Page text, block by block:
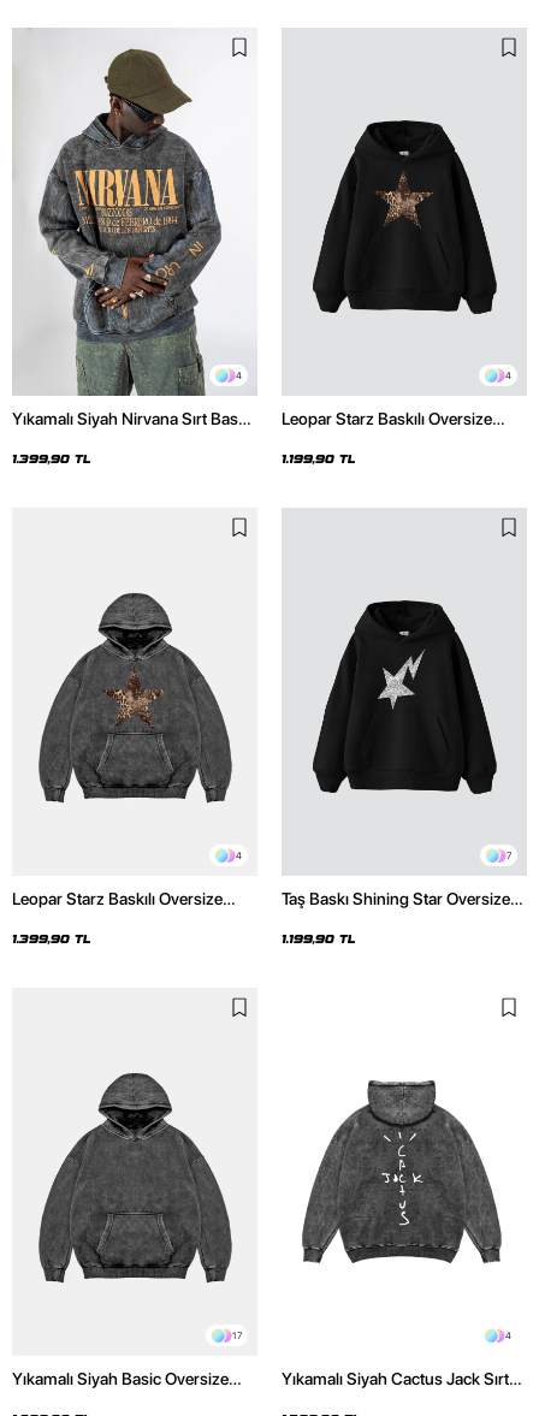
4
Yıkamalı Siyah Nirvana Sırt Baskılı
1.399,90 TL
4
Leopar Starz Baskılı Oversize
1.199,90 TL
4
Leopar Starz Baskılı Oversize
Hoodie
1.399,90 TL
7
Taş Baskı Shining Star Oversize
1.199,90 TL
17
Yıkamalı Siyah Basic Oversize
4
Yıkamalı Siyah Cactus Jack Sırt